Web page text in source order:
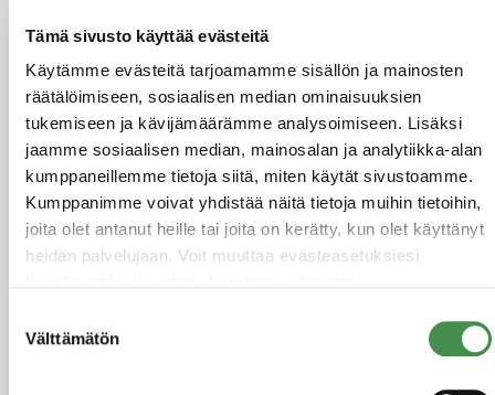
Tämä sivusto käyttää evästeitä
Käytämme evästeitä tarjoamamme sisällön ja mainosten
räätälöimiseen, sosiaalisen median ominaisuuksien
tukemiseen ja kävijämäärämme analysoimiseen. Lisäksi
jaamme sosiaalisen median, mainosalan ja analytiikka-alan
kumppaneillemme tietoja siitä, miten käytät sivustoamme.
Kumppanimme voivat yhdistää näitä tietoja muihin tietoihin,
joita olet antanut heille tai joita on kerätty, kun olet käyttänyt
heidän palvelujaan. Voit muuttaa evästeasetuksiesi
valinta
Välttämätön
Vahvuutena huikea,
rauhoittava luonto
Jos sinulla on matkailuun liittyvä yritysidea josta
innostut, meillä on sille luonnonläheiset
puitteet. Mahdollisuuksia tarjoavat niin meri,
metsät, Kymijoki kuin itäisen Suomenlahden
saaret. Erityisesti majoitusliiketoiminta ja